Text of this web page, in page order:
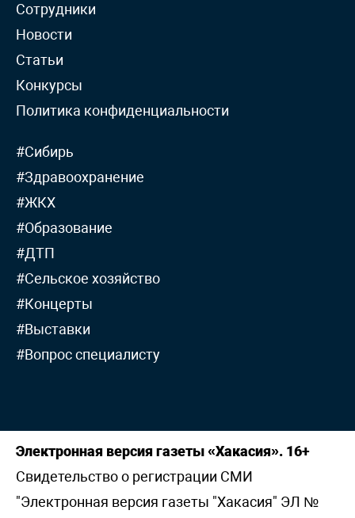
Сотрудники
Новости
Статьи
Конкурсы
Политика конфиденциальности
#Сибирь
#Здравоохранение
#ЖКХ
#Образование
#ДТП
#Сельское хозяйство
#Концерты
#Выставки
#Вопрос специалисту
Электронная версия газеты «Хакасия». 16+
Свидетельство о регистрации СМИ
"Электронная версия газеты "Хакасия" ЭЛ №